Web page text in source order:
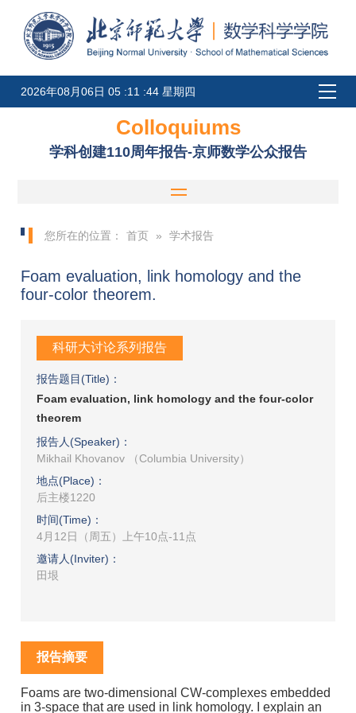
2026年08月06日 05 :11 :44 星期四
Colloquiums
学科创建110周年报告-京师数学公众报告
您所在的位置： 首页 » 学术报告
Foam evaluation, link homology and the
four-color theorem.
科研大讨论系列报告
报告题目(Title)：
Foam evaluation, link homology and the four-color
theorem
报告人(Speaker)：
Mikhail Khovanov （Columbia University）
地点(Place)：
后主楼1220
时间(Time)：
4月12日（周五）上午10点-11点
邀请人(Inviter)：
田垠
报告摘要
Foams are two-dimensional CW-complexes embedded
in 3-space that are used in link homology. I explain an